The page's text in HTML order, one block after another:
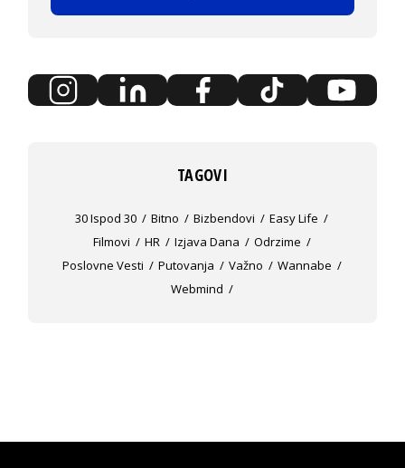
TAGOVI
30 Ispod 30 Bitno Bizbendovi
Easy Life
Filmovi
HR Izjava Dana
Odrzime
Poslovne Vesti
Putovanja Važno
Wannabe
Webmind